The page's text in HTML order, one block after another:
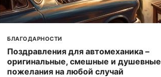
БЛАГОДАРНОСТИ
Поздравления для автомеханика –
оригинальные, смешные и душевные
пожелания на любой случай